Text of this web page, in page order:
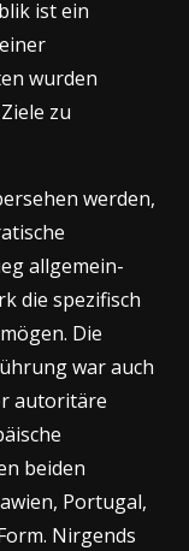
ist ein
wurden
zu
werden,
allgemein-
die spezifisch
Die
war auch
autoritäre
beiden
Portugal,
Nirgends